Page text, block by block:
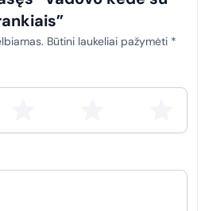
Būtini laukeliai pažymėti *